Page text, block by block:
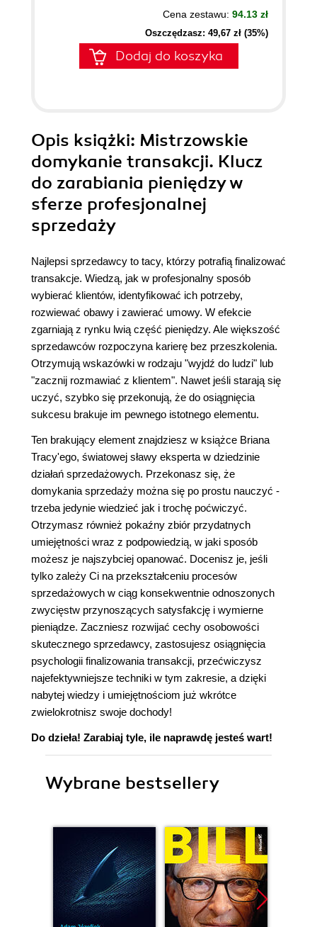
Cena zestawu: 94.13 zł
Oszczędzasz: 49,67 zł (35%)
Dodaj do koszyka
Opis książki: Mistrzowskie
domykanie transakcji. Klucz
do zarabiania pieniędzy w
sferze profesjonalnej
sprzedaży
Najlepsi sprzedawcy to tacy, którzy potrafią finalizować
transakcje. Wiedzą, jak w profesjonalny sposób
wybierać klientów, identyfikować ich potrzeby,
rozwiewać obawy i zawierać umowy. W efekcie
zgarniają z rynku lwią część pieniędzy. Ale większość
sprzedawców rozpoczyna karierę bez przeszkolenia.
Otrzymują wskazówki w rodzaju "wyjdź do ludzi" lub
"zacznij rozmawiać z klientem". Nawet jeśli starają się
uczyć, szybko się przekonują, że do osiągnięcia
sukcesu brakuje im pewnego istotnego elementu.
Ten brakujący element znajdziesz w książce Briana
Tracy'ego, światowej sławy eksperta w dziedzinie
działań sprzedażowych. Przekonasz się, że
domykania sprzedaży można się po prostu nauczyć -
trzeba jedynie wiedzieć jak i trochę poćwiczyć.
Otrzymasz również pokaźny zbiór przydatnych
umiejętności wraz z podpowiedzią, w jaki sposób
możesz je najszybciej opanować. Docenisz je, jeśli
tylko zależy Ci na przekształceniu procesów
sprzedażowych w ciąg konsekwentnie odnoszonych
zwycięstw przynoszących satysfakcję i wymierne
pieniądze. Zaczniesz rozwijać cechy osobowości
skutecznego sprzedawcy, zastosujesz osiągnięcia
psychologii finalizowania transakcji, przećwiczysz
najefektywniejsze techniki w tym zakresie, a dzięki
nabytej wiedzy i umiejętnościom już wkrótce
zwielokrotnisz swoje dochody!
Do dzieła! Zarabiaj tyle, ile naprawdę jesteś wart!
Wybrane bestsellery